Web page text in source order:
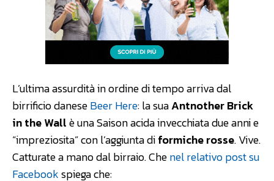
L’ultima assurdità in ordine di tempo arriva dal
birrificio daneseBeer Here: la suaAntnother Brick
in the Wallè una Saison acida invecchiata due anni e
“impreziosita” con l’aggiunta diformiche rosse. Vive.
Catturate a mano dal birraio. Chenel relativo post su
Facebookspiega che: